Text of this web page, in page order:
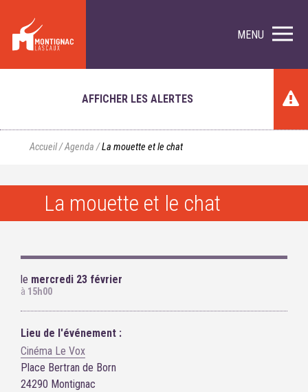
MENU
AFFICHER LES ALERTES
Accueil/Agenda /La mouette et le chat
La mouette et le chat
le mercredi 23 février
à 15h00
Lieu de l'événement :
Cinéma Le Vox
Place Bertran de Born
24290 Montignac